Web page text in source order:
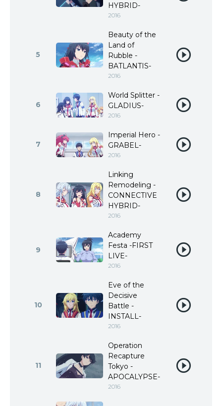
HYBRID-
2016
5
Beauty of the
Land of
Rubble -
BATLANTIS-
2016
6
World Splitter -
GLADIUS-
2016
7
Imperial Hero -
GRABEL-
2016
8
Linking
Remodeling -
CONNECTIVE
HYBRID-
2016
9
Academy
Festa -FIRST
LIVE-
2016
10
Eve of the
Decisive
Battle -
INSTALL-
2016
11
Operation
Recapture
Tokyo -
APOCALYPSE-
2016